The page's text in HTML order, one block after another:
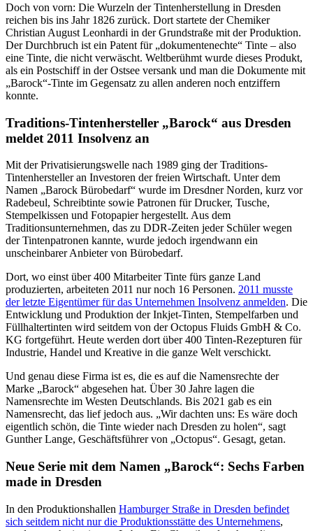
Doch von vorn: Die Wurzeln der Tintenherstellung in Dresden
reichen bis ins Jahr 1826 zurück. Dort startete der Chemiker
Christian August Leonhardi in der Grundstraße mit der Produktion.
Der Durchbruch ist ein Patent für „dokumentenechte“ Tinte – also
eine Tinte, die nicht verwäscht. Weltberühmt wurde dieses Produkt,
als ein Postschiff in der Ostsee versank und man die Dokumente mit
„Barock“-Tinte im Gegensatz zu allen anderen noch entziffern
konnte.
Traditions-Tintenhersteller „Barock“ aus Dresden
meldet 2011 Insolvenz an
Mit der Privatisierungswelle nach 1989 ging der Traditions-
Tintenhersteller an Investoren der freien Wirtschaft. Unter dem
Namen „Barock Bürobedarf“ wurde im Dresdner Norden, kurz vor
Radebeul, Schreibtinte sowie Patronen für Drucker, Tusche,
Stempelkissen und Fotopapier hergestellt. Aus dem
Traditionsunternehmen, das zu DDR-Zeiten jeder Schüler wegen
der Tintenpatronen kannte, wurde jedoch irgendwann ein
unscheinbarer Anbieter von Bürobedarf.
Dort, wo einst über 400 Mitarbeiter Tinte fürs ganze Land
produzierten, arbeiteten 2011 nur noch 16 Personen. 2011 musste
der letzte Eigentümer für das Unternehmen Insolvenz anmelden. Die
Entwicklung und Produktion der Inkjet-Tinten, Stempelfarben und
Füllhaltertinten wird seitdem von der Octopus Fluids GmbH & Co.
KG fortgeführt. Heute werden dort über 400 Tinten-Rezepturen für
Industrie, Handel und Kreative in die ganze Welt verschickt.
Und genau diese Firma ist es, die es auf die Namensrechte der
Marke „Barock“ abgesehen hat. Über 30 Jahre lagen die
Namensrechte im Westen Deutschlands. Bis 2021 gab es ein
Namensrecht, das lief jedoch aus. „Wir dachten uns: Es wäre doch
eigentlich schön, die Tinte wieder nach Dresden zu holen“, sagt
Gunther Lange, Geschäftsführer von „Octopus“. Gesagt, getan.
Neue Serie mit dem Namen „Barock“: Sechs Farben
made in Dresden
In den Produktionshallen Hamburger Straße in Dresden befindet
sich seitdem nicht nur die Produktionsstätte des Unternehmens,